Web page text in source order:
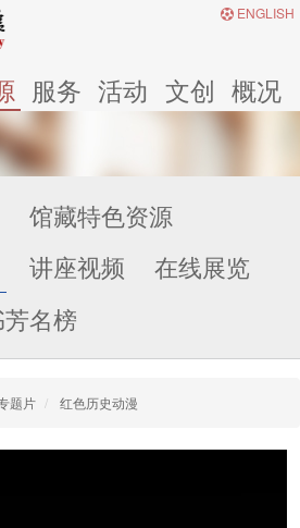
ENGLISH
服务 活动 文创 概况
馆藏特色资源
讲座视频
在线展览
名榜
题片 红色历史动漫